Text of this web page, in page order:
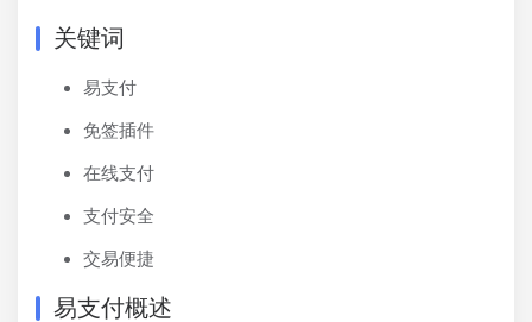
关键词
易支付
免签插件
在线支付
支付安全
交易便捷
易支付概述